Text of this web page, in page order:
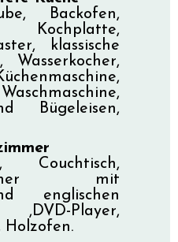
Backofen,
klassische
Wasserkocher,
Bügeleisen,
Couchtisch,
mit
englischen
Player,